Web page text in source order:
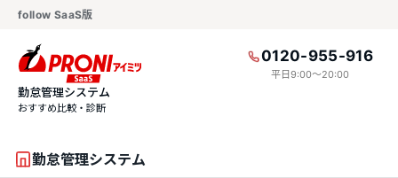
follow SaaS版
0120-955-916
平日9:00〜20:00
勤怠管理システム
おすすめ比較・診断
勤怠管理システム